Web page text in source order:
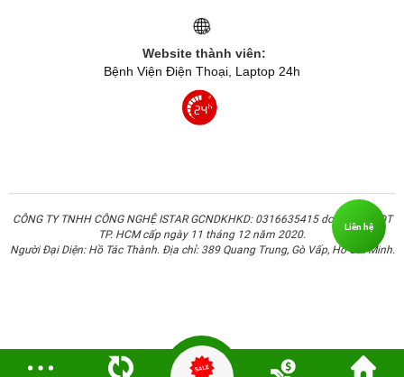
Website thành viên:
Bệnh Viện Điện Thoại, Laptop 24h
CÔNG TY TNHH CÔNG NGHỆ ISTAR GCNDKHKD: 0316635415 do Sở KH & ĐT
TP. HCM cấp ngày 11 tháng 12 năm 2020.
Người Đại Diện: Hồ Tác Thành. Địa chỉ: 389 Quang Trung, Gò Vấp, Hồ Chí Minh.
Liên hệ